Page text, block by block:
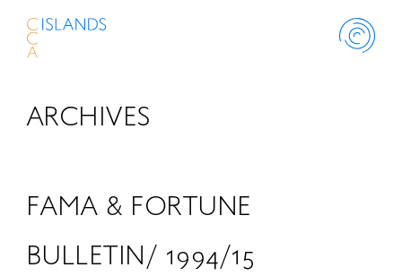
ABOUT
THINK ISLANDS
ARCHIVES
FAMA & FORTUNE
BULLETIN/ 1994/15